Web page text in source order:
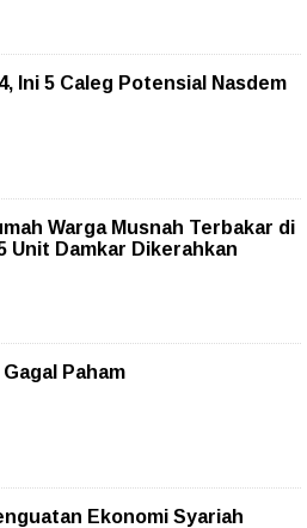
Ini 5 Caleg Potensial Nasdem
Warga Musnah Terbakar di
Unit Damkar Dikerahkan
Paham
Ekonomi Syariah